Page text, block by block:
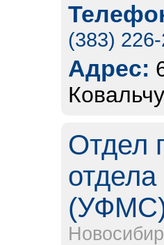
(383)
Адрес:
Отдел